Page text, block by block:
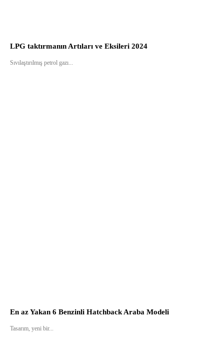
LPG taktırmanın Artıları ve Eksileri 2024
Sıvılaştırılmış petrol gazı...
En az Yakan 6 Benzinli Hatchback Araba Modeli
Tasarım, yeni bir...